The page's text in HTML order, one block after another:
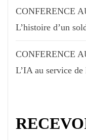
CONFERENCE
L’histoire d’un
CONFERENCE
L’IA au service